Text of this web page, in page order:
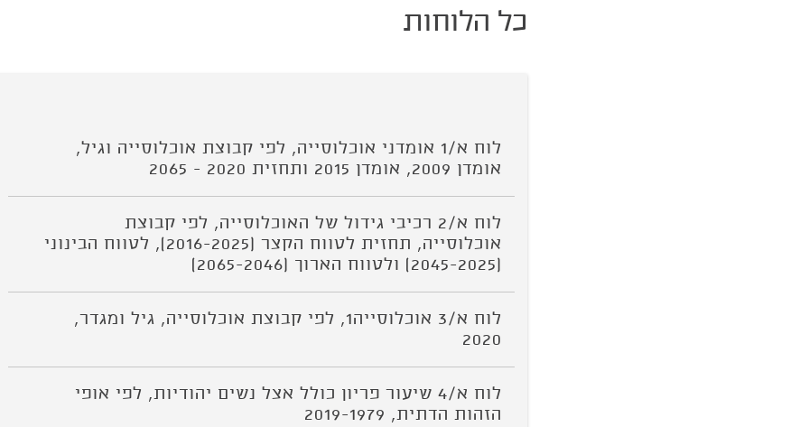
כל הלוחות
לוח א/1 אומדני אוכלוסייה, לפי קבוצת אוכלוסייה וגיל,
אומדן 2009, אומדן 2015 ותחזית 2020 - 2065
לוח א/2 רכיבי גידול של האוכלוסייה, לפי קבוצת
אוכלוסייה, תחזית לטווח הקצר (2016-2025), לטווח הבינוני
(2045-2025) ולטווח הארוך (2065-2046)
לוח א/3 אוכלוסייה1, לפי קבוצת אוכלוסייה, גיל ומגדר,
2020
לוח א/4 שיעור פריון כולל אצל נשים יהודיות, לפי אופי
הזהות הדתית, 2019-1979